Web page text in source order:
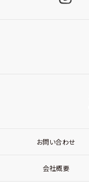
お問い合わせ
会社概要